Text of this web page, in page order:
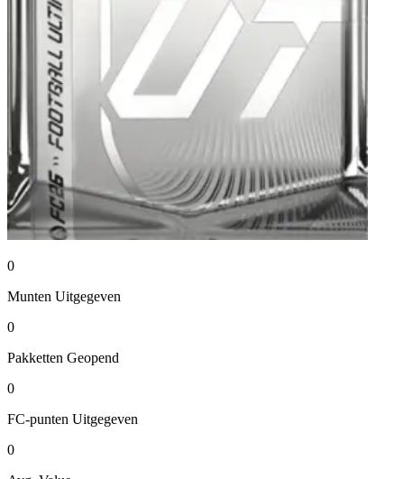
0
Munten Uitgegeven
0
Pakketten Geopend
0
FC-punten Uitgegeven
0